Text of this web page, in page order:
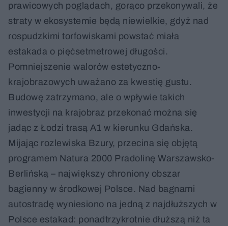
prawicowych poglądach, gorąco przekonywali, że
straty w ekosystemie będą niewielkie, gdyż nad
rospudzkimi torfowiskami powstać miała
estakada o pięćsetmetrowej długości.
Pomniejszenie walorów estetyczno-
krajobrazowych uważano za kwestię gustu.
Budowę zatrzymano, ale o wpływie takich
inwestycji na krajobraz przekonać można się
jadąc z Łodzi trasą A1 w kierunku Gdańska.
Mijając rozlewiska Bzury, przecina się objętą
programem Natura 2000 Pradolinę Warszawsko-
Berlińską – największy chroniony obszar
bagienny w środkowej Polsce. Nad bagnami
autostradę wyniesiono na jedną z najdłuższych w
Polsce estakad: ponadtrzykrotnie dłuższą niż ta